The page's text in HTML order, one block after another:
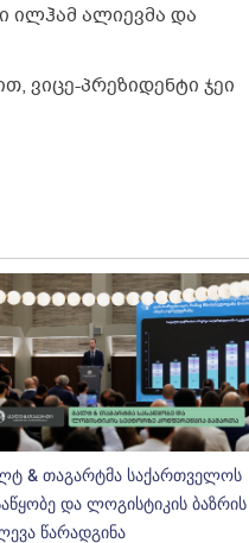
ილჰამ ალიევმა და
ვიცე-პრეზიდენტი ჯეი
& თაგარტმა საქართველოს
და ლოგისტიკის ბაზრის
წარადგინა